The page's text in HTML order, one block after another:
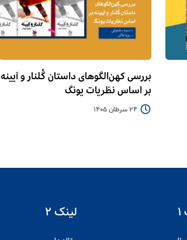
بررسی کهن‌الگوهای داستان گُلنار و آیینه
بر اساس نظریات یونگ
24 سرطان 1405
لینک ۲